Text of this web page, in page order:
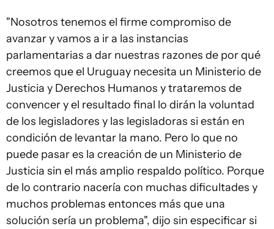
"Nosotros tenemos el firme compromiso de
avanzar y vamos a ir a las instancias
parlamentarias a dar nuestras razones de por qué
creemos que el Uruguay necesita un Ministerio de
Justicia y Derechos Humanos y trataremos de
convencer y el resultado final lo dirán la voluntad
de los legisladores y las legisladoras si están en
condición de levantar la mano. Pero lo que no
puede pasar es la creación de un Ministerio de
Justicia sin el más amplio respaldo político. Porque
de lo contrario nacería con muchas dificultades y
muchos problemas entonces más que una
solución sería un problema", dijo sin especificar si